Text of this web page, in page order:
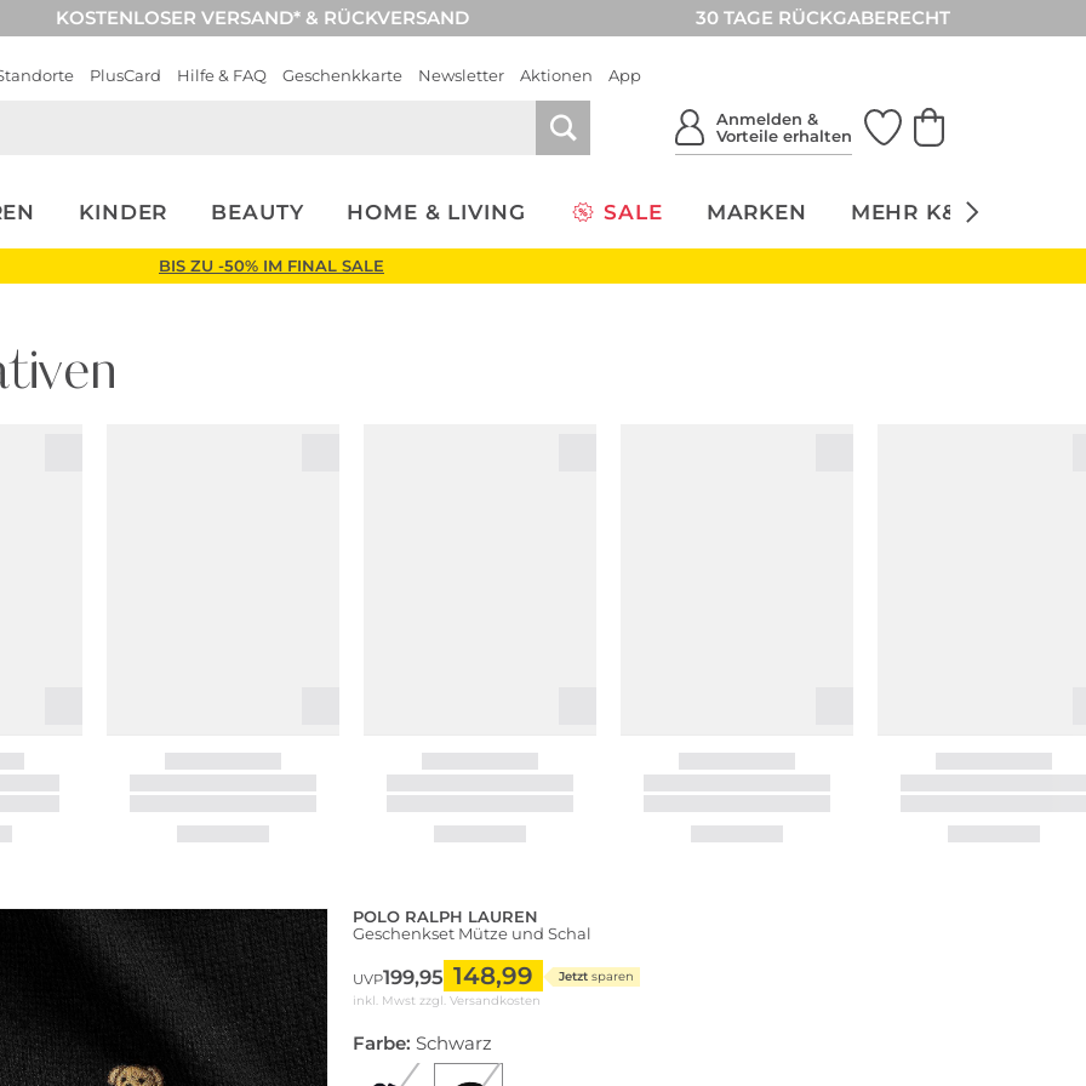
KOSTENLOSER VERSAND* & RÜCKVERSAND 30 TAGE RÜCKGABERECHT
PlusCard Hilfe & FAQ Geschenkkarte Newsletter Aktionen App
Anmelden &
Vorteile erhalten
KINDER BEAUTY HOME & LIVING SALE MARKEN MEHR K&Ö
BIS ZU -50% IM FINAL SALE
POLO RALPH LAUREN
Geschenkset Mütze und Schal
UVP199,95 148,99 Jetzt sparen
inkl. Mwst zzgl. Versandkosten
Farbe: Schwarz